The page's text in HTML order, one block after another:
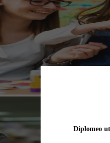
Diplomeo